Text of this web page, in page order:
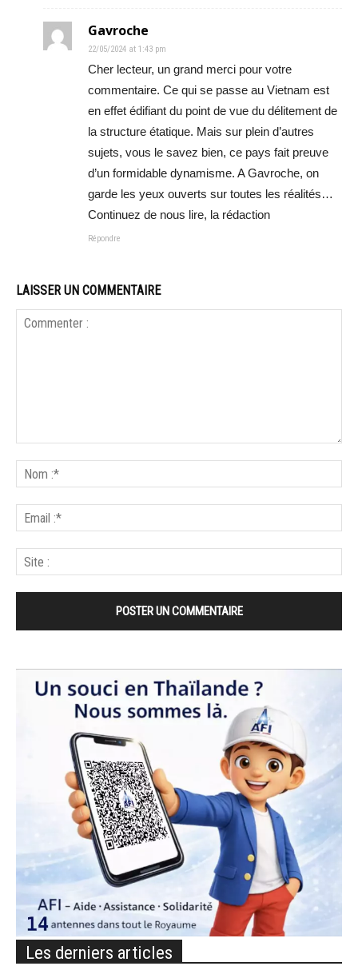
Gavroche
22/05/2024 at 1:43 pm
Cher lecteur, un grand merci pour votre
commentaire. Ce qui se passe au Vietnam est
en effet édifiant du point de vue du délitement de
la structure étatique. Mais sur plein d’autres
sujets, vous le savez bien, ce pays fait preuve
d’un formidable dynamisme. A Gavroche, on
garde les yeux ouverts sur toutes les réalités…
Continuez de nous lire, la rédaction
Répondre
LAISSER UN COMMENTAIRE
Les derniers articles